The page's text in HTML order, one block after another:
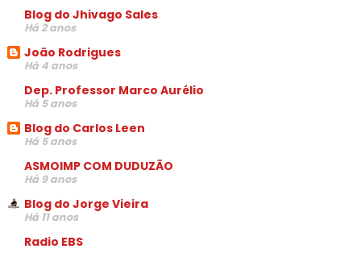
Blog do Jhivago Sales
Há 2 anos
João Rodrigues
Há 4 anos
Dep. Professor Marco Aurélio
Há 5 anos
Blog do Carlos Leen
Há 5 anos
ASMOIMP COM DUDUZÃO
Há 9 anos
Blog do Jorge Vieira
Há 11 anos
Radio EBS